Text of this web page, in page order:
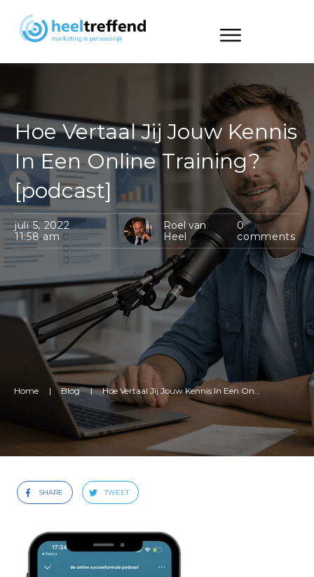
Hoe Vertaal Jij Jouw Kennis
In Een Online Training?
[podcast]
juli 5, 2022
11:58 am
Roel van
Heel
0
comments
Home | Blog |
SHARE TWEET